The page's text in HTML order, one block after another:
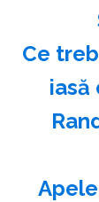
Ce
iasă